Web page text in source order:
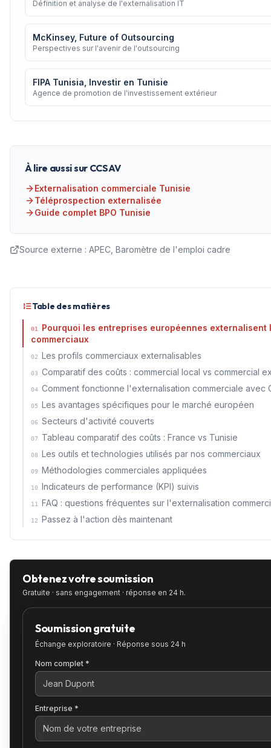
Définition et analyse de l'externalisation IT
McKinsey, Future of Outsourcing
Perspectives sur l'avenir de l'outsourcing
FIPA Tunisia, Investir en Tunisie
Agence de promotion de l'investissement extérieur
À lire aussi sur CCSAV
Externalisation commerciale Tunisie
Téléprospection externalisée
Guide complet BPO Tunisie
Source externe : APEC, Baromètre de l'emploi cadre
Table des matières
01
Pourquoi les entreprises européennes externalisent
commerciaux
02 Les profils commerciaux externalisables
03 Comparatif des coûts : commercial local vs commercial
04 Comment fonctionne l'externalisation commerciale avec
05 Les avantages spécifiques pour le marché européen
06 Secteurs d'activité couverts
07 Tableau comparatif des coûts : France vs Tunisie
08 Les outils et technologies utilisés par nos commerciaux
09 Méthodologies commerciales appliquées
10 Indicateurs de performance (KPI) suivis
11 FAQ : questions fréquentes sur l'externalisation
12 Passez à l'action dès maintenant
Obtenez votre soumission
Gratuite · sans engagement · réponse en 24 h.
Soumission gratuite
Échange exploratoire · Réponse sous 24 h
Nom complet *
Entreprise *